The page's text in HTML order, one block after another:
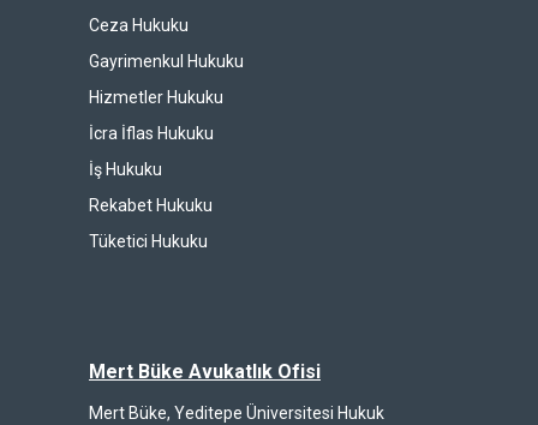
Ceza Hukuku
Gayrimenkul Hukuku
Hizmetler Hukuku
İcra İflas Hukuku
İş Hukuku
Rekabet Hukuku
Tüketici Hukuku
Mert Büke Avukatlık Ofisi
Mert Büke, Yeditepe Üniversitesi Hukuk